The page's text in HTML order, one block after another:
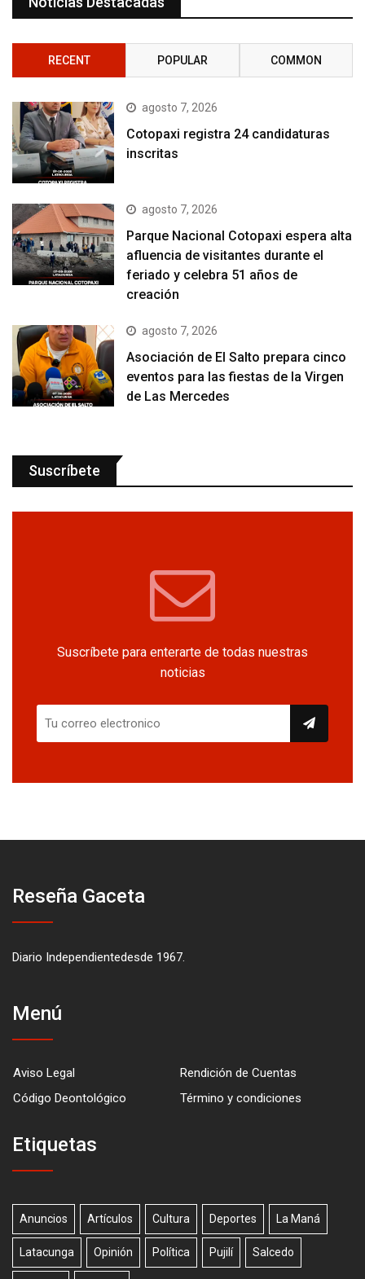
RECENT POPULAR COMMON
agosto 7, 2026
Cotopaxi registra 24 candidaturas
inscritas
agosto 7, 2026
Parque Nacional Cotopaxi espera alta
afluencia de visitantes durante el
feriado y celebra 51 años de
creación
agosto 7, 2026
Asociación de El Salto prepara cinco
eventos para las fiestas de la Virgen
de Las Mercedes
Suscríbete
Suscríbete para enterarte de todas nuestras
noticias
Reseña Gaceta
Diario Independientedesde 1967.
Menú
Aviso Legal
Rendición de Cuentas
Código Deontológico
Término y condiciones
Etiquetas
Anuncios Artículos Cultura Deportes La Maná
Latacunga Opinión Política Pujilí Salcedo